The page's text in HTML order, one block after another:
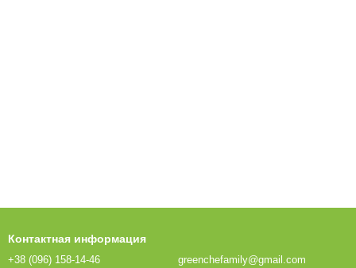
Контактная информация
+38 (096) 158-14-46 greenchefamily@gmail.com